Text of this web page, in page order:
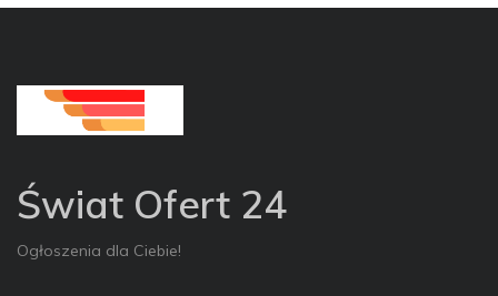
Świat Ofert 24
Ogłoszenia dla Ciebie!